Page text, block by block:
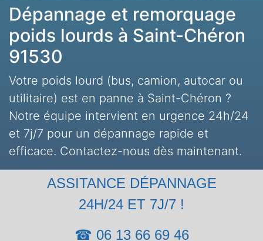
Dépannage et remorquage
poids lourds à Saint-Chéron
91530
Votre poids lourd (bus, camion, autocar ou
utilitaire) est en panne à Saint-Chéron ?
Notre équipe intervient en urgence 24h/24
et 7j/7 pour un dépannage rapide et
efficace. Contactez-nous dès maintenant.
ASSITANCE DÉPANNAGE
24H/24 ET 7J/7 !
☎ 06 13 66 69 46